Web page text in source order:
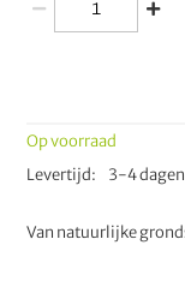
Van natuurlijke
Op voorraad
Levertijd
3-4